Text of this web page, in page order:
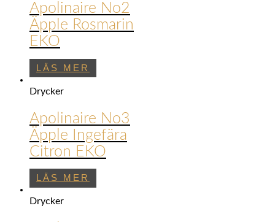
Apolinaire No2
Äpple Rosmarin
EKO
LÄS MER
Drycker
Apolinaire No3
Äpple Ingefära
Citron EKO
LÄS MER
Drycker